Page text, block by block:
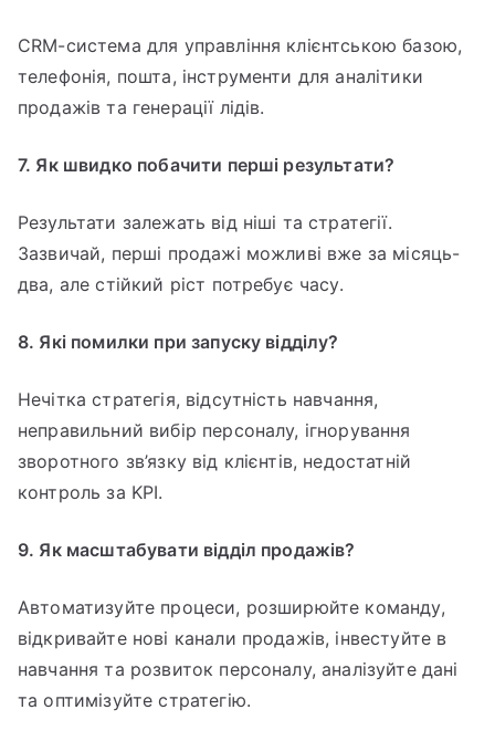
CRM-система для управління клієнтською базою,
телефонія, пошта, інструменти для аналітики
продажів та генерації лідів.
7. Як швидко побачити перші результати?
Результати залежать від ніші та стратегії.
Зазвичай, перші продажі можливі вже за місяць-
два, але стійкий ріст потребує часу.
8. Які помилки при запуску відділу?
Нечітка стратегія, відсутність навчання,
неправильний вибір персоналу, ігнорування
зворотного зв’язку від клієнтів, недостатній
контроль за KPI.
9. Як масштабувати відділ продажів?
Автоматизуйте процеси, розширюйте команду,
відкривайте нові канали продажів, інвестуйте в
навчання та розвиток персоналу, аналізуйте дані
та оптимізуйте стратегію.